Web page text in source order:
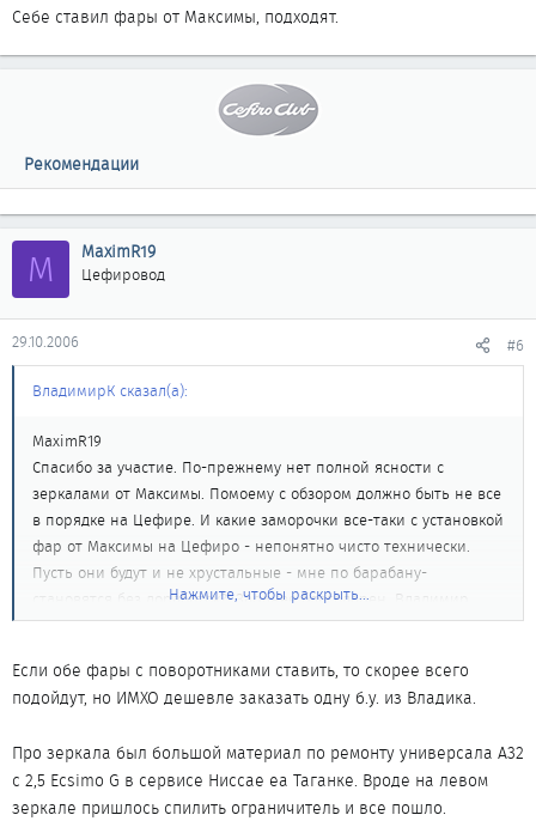
Себе ставил фары от Максимы, подходят.
Рекомендации
M MaximR19
Цефировод
29.10.2006 #6
ВладимирК сказал(а):
MaximR19
Спасибо за участие. По-прежнему нет полной ясности с
зеркалами от Максимы. Помоему с обзором должно быть не все
в порядке на Цефире. И какие заморочки все-таки с установкой
фар от Максимы на Цефиро - непонятно чисто технически.
Пусть они будут и не хрустальные - мне по барабану-
становятся без доработок?! Заранее благодарен. Владимир
Нажмите, чтобы раскрыть...
Если обе фары с поворотниками ставить, то скорее всего
подойдут, но ИМХО дешевле заказать одну б.у. из Владика.
Про зеркала был большой материал по ремонту универсала А32
с 2,5 Ecsimo G в сервисе Ниссае еа Таганке. Вроде на левом
зеркале пришлось спилить ограничитель и все пошло.